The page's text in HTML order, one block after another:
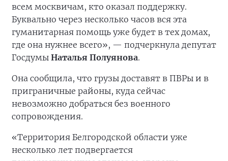
всем москвичам, кто оказал поддержку.
Буквально через несколько часов вся эта
гуманитарная помощь уже будет в тех домах,
где она нужнее всего», — подчеркнула депутат
Госдумы Наталья Полуянова.
Она сообщила, что грузы доставят в ПВРы и в
приграничные районы, куда сейчас
невозможно добраться без военного
сопровождения.
«Территория Белгородской области уже
несколько лет подвергается